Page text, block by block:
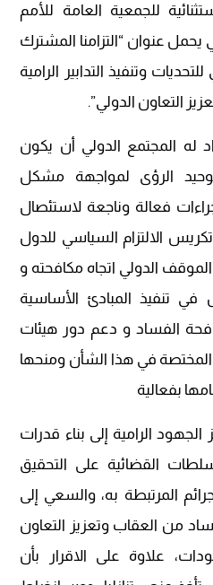
للجمعية العامة للأمم
يحمل عنوان “التزامنا المشترك
وتنفيذ التدابير الرامية
التعاون الدولي”.
له المجتمع الدولي أن يكون
توحيد الرؤى لمواجهة مشكل
فعالة وناجعة لاستئصال
الالتزام السياسي للدول
الدولي اتجاه مكافحته و
في تنفيذ المبادئ الأساسية
الفساد و دعم دور هيئات
في هذا الشأن ومنحها
بفعالية
الرامية إلى بناء قدرات
القضائية على التحقيق
المرتبطة به، والسعي إلى
من العقاب وتعزيز التعاون
علاوة على الاقرار بأن